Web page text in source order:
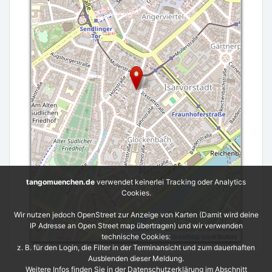
Leaflet| ©OpenStreetMap
tangomuenchen.de verwendet keinerlei Tracking oder Analytics
Cookies.
Wir nutzen jedoch OpenStreet zur Anzeige von Karten (Damit wird deine
IP Adresse an Open Street map übertragen) und wir verwenden
technische Cookies:
z. B. für den Login, die Filter in der Terminansicht und zum dauerhaften
Ausblenden dieser Meldung.
Weitere Infos finden Sie in der Datenschutzerklärung im Abschnitt